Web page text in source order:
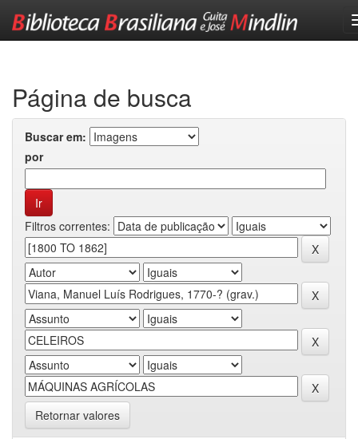
Página de busca
Buscar em:
por
Filtros correntes:
Retornar valores